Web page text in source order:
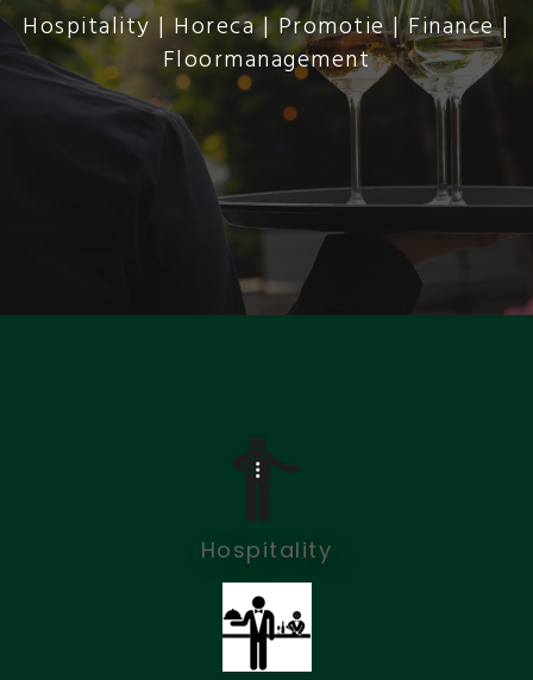
Hospitality | Horeca | Promotie | Finance |
Floormanagement
Hospitality